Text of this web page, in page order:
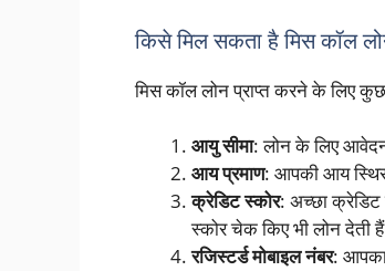
किसे मिल सकता है मिस कॉल
मिस कॉल लोन प्राप्त करने के लिए
आयु सीमा: लोन के लिए आवेदन
आय प्रमाण: आपकी आय स्थिर
क्रेडिट स्कोर: अच्छा क्रेडिट
स्कोर चेक किए भी लोन देती
रजिस्टर्ड मोबाइल नंबर: आपका